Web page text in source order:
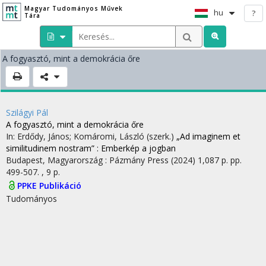
Magyar Tudományos Művek
Tára
hu ?
A fogyasztó, mint a demokrácia őre
Szilágyi Pál
A fogyasztó, mint a demokrácia őre
In: Erdődy, János; Komáromi, László (szerk.) „Ad imaginem et
similitudinem nostram” : Emberkép a jogban
Budapest, Magyarország : Pázmány Press (2024) 1,087 p. pp.
499-507. , 9 p.
PPKE Publikáció
Tudományos